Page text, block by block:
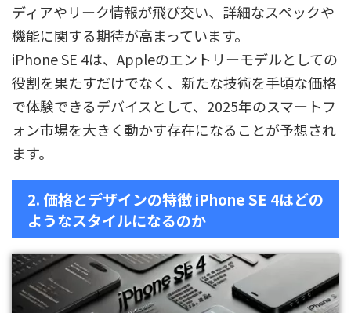
ディアやリーク情報が飛び交い、詳細なスペックや
機能に関する期待が高まっています。
iPhone SE 4は、Appleのエントリーモデルとしての
役割を果たすだけでなく、新たな技術を手頃な価格
で体験できるデバイスとして、2025年のスマートフ
ォン市場を大きく動かす存在になることが予想され
ます。
2. 価格とデザインの特徴 iPhone SE 4はどの
ようなスタイルになるのか